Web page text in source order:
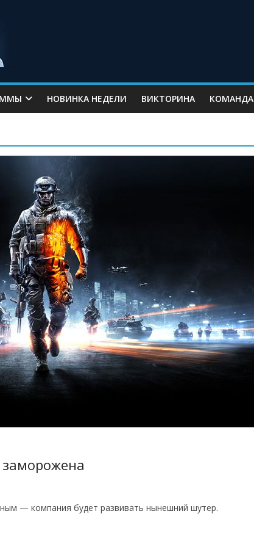
НОВИНКА НЕДЕЛИ ВИКТОРИНА КОМАНДА
— компания будет развивать нынешний шутер.